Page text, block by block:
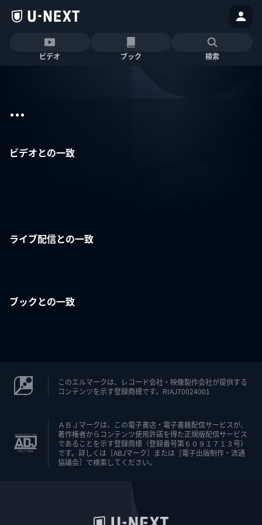
ビデオ ブック 検索
...
ビデオとの一致
ライブ配信との一致
ブックとの一致
このエルマークは、レコード会社・映像製作会社が提供する
コンテンツを示す登録商標です。RIAJ70024001
ＡＢＪマークは、この電子書店・電子書籍配信サービスが、
著作権者からコンテンツ使用許諾を得た正規版配信サービス
であることを示す登録商標（登録番号第６０９１７１３号）
です。詳しくは［ABJマーク］または［電子出版制作・流通
協議会］で検索してください。